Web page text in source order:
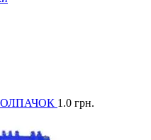
1.0 грн.